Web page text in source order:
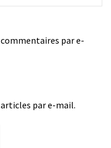
par e-
par e-mail.